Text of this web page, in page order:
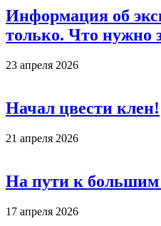
Информация об
только. Что нужно
23 апреля 2026
Начал цвести клен!
21 апреля 2026
На пути к большим
17 апреля 2026